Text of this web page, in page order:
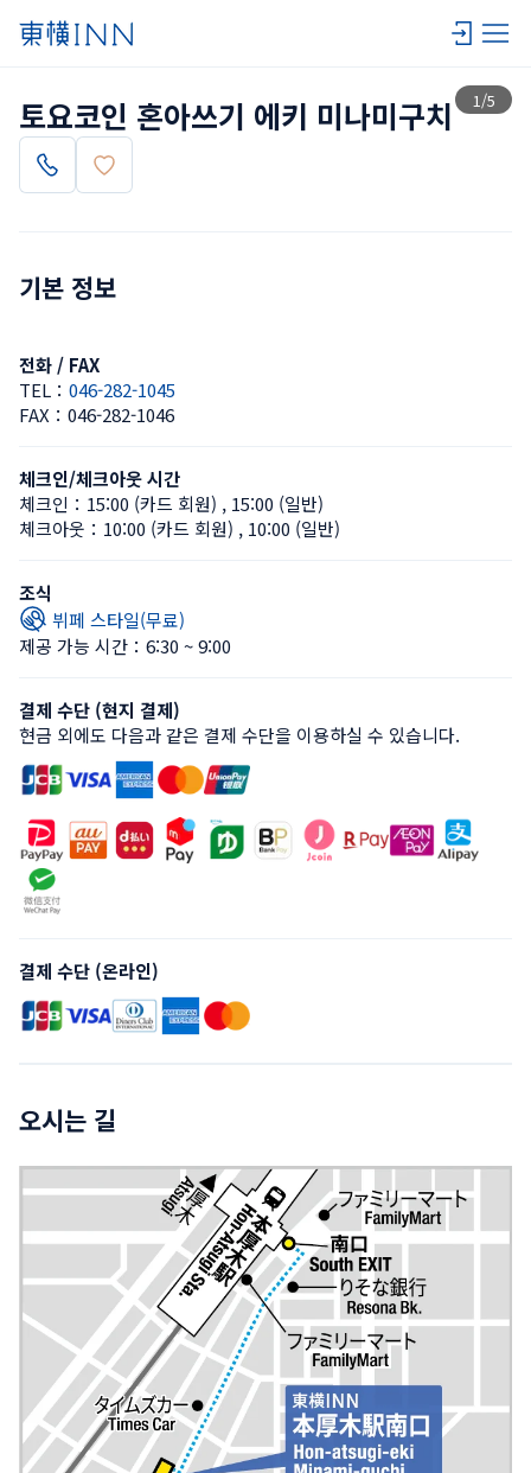
1 /5
목록 보기
토요코인 혼아쓰기 에키 미나미구치
기본 정보
전화 / FAX
TEL： 046-282-1045
FAX： 046-282-1046
체크인/체크아웃 시간
체크인： 15:00 (카드 회원) , 15:00 (일반)
체크아웃： 10:00 (카드 회원) , 10:00 (일반)
조식
뷔페 스타일(무료)
제공 가능 시간：6:30 ~ 9:00
결제 수단 (현지 결제)
현금 외에도 다음과 같은 결제 수단을 이용하실 수 있습니다.
결제 수단 (온라인)
오시는 길